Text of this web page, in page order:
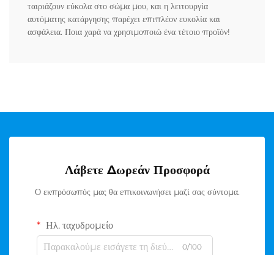
ταιριάζουν εύκολα στο σώμα μου, και η λειτουργία
αυτόματης κατάργησης παρέχει επιπλέον ευκολία και
ασφάλεια. Ποια χαρά να χρησιμοποιώ ένα τέτοιο προϊόν!
Λάβετε Δωρεάν Προσφορά
Ο εκπρόσωπός μας θα επικοινωνήσει μαζί σας σύντομα.
Ηλ. ταχυδρομείο
0/100